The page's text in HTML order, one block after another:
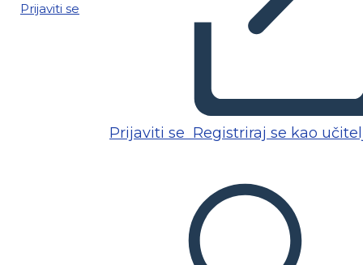
Prijaviti se
Prijaviti se Registriraj se kao